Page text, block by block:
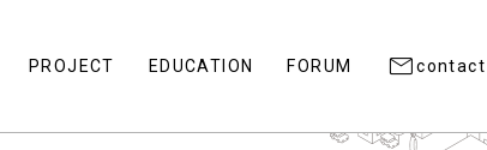
PROJECT EDUCATION FORUM contact